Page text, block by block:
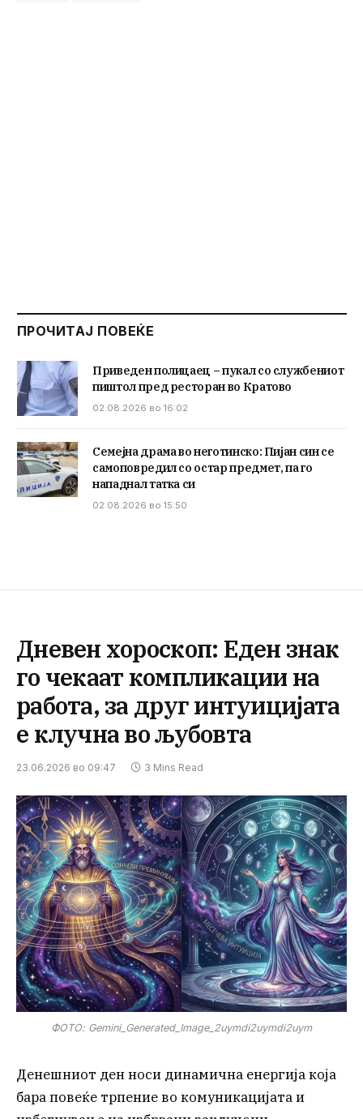
ПРОЧИТАЈ ПОВЕЌЕ
Приведен полицаец – пукал со службениот
пиштол пред ресторан во Кратово
02.08.2026 во 16:02
Семејна драма во неготинско: Пијан син се
самоповредил со остар предмет, па го
нападнал татка си
02.08.2026 во 15:50
Дневен хороскоп: Еден знак
го чекаат компликации на
работа, за друг интуицијата
е клучна во љубовта
23.06.2026 во 09:47 3 Mins Read
ФОТО: Gemini_Generated_Image_2uymdi2uymdi2uym
Денешниот ден носи динамична енергија која
бара повеќе трпение во комуникацијата и